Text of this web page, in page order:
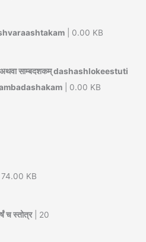
| 0.00 KB
अथवा साम्बदशकम् dashashlokeestuti
| 0.00 KB
KB
च स्तोत्र| 20